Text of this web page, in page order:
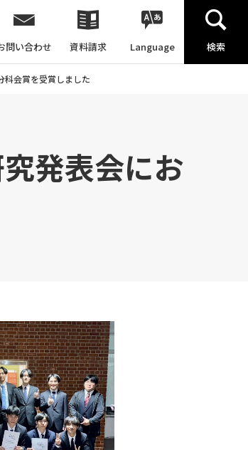
問い合わせ 資料請求 Language 検索
科会賞を受賞しました
発表会にお